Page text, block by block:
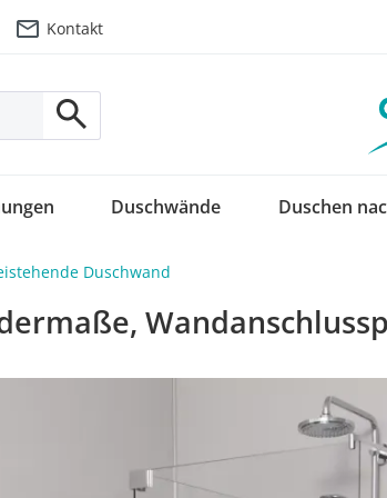
Kontakt
Duschwände Duschen
Duschwand